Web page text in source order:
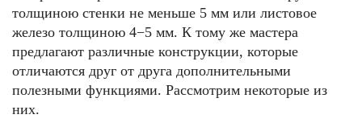
толщиною стенки не меньше 5 мм или листовое
железо толщиною 4−5 мм. К тому же мастера
предлагают различные конструкции, которые
отличаются друг от друга дополнительными
полезными функциями. Рассмотрим некоторые из
них.